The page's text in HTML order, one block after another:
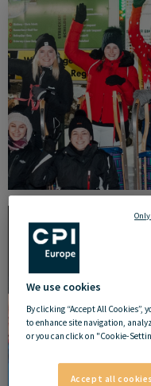
We use cookies
By clicking “Accept All Cookies”,
to enhance site navigation,
or you can click on "Cookie-
Accept all cookies